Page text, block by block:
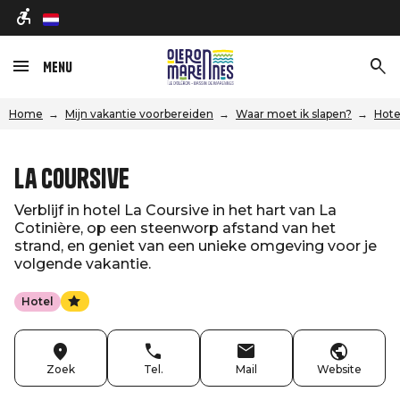
nl
Menu
Home Mijn vakantie voorbereiden Waar moet ik slapen?
La Coursive
Verblijf in hotel La Coursive in het hart van La
Cotinière, op een steenworp afstand van het
strand, en geniet van een unieke omgeving voor je
volgende vakantie.
Hotel
Zoek Tel. Mail Website